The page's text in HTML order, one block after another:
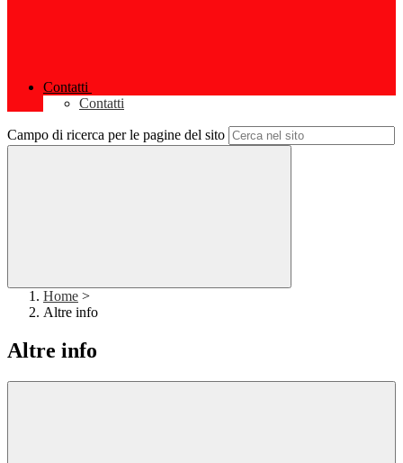
Contatti
Contatti
Campo di ricerca per le pagine del sito
Home >
Altre info
Altre info